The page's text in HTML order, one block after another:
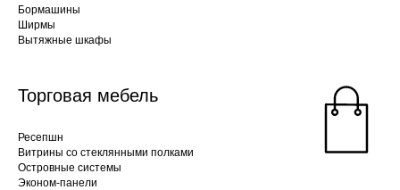
Бормашины
Ширмы
Вытяжные шкафы
Торговая мебель
Ресепшн
Витрины со стеклянными полками
Островные системы
Эконом-панели